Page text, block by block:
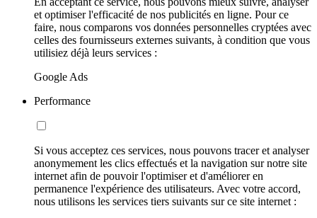
et optimiser l'efficacité de nos publicités en ligne. Pour ce
faire, nous comparons vos données personnelles cryptées avec
celles des fournisseurs externes suivants, à condition que vous
utilisiez déjà leurs services :
Google Ads
Performance
Si vous acceptez ces services, nous pouvons tracer et analyser
anonymement les clics effectués et la navigation sur notre site
internet afin de pouvoir l'optimiser et d'améliorer en
permanence l'expérience des utilisateurs. Avec votre accord,
nous utilisons les services tiers suivants sur ce site internet :